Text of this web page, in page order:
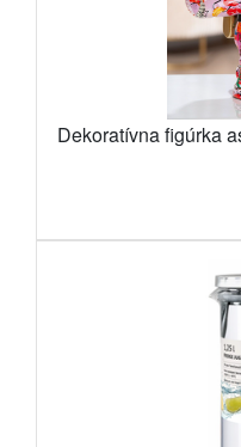
Dekoratívna figúrka